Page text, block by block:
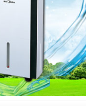
器,在空气调节过程中,适用于精
氯化锂电池、印刷业、地下工程
提供：高端
除湿机
工业除湿机
设备有限公司是一家集制造、
发
工业除湿机、 家用除湿机、
、调温除湿机等除湿加湿设备。
品种繁多供用户选择，本产品
、微电子企业、档案室、电信